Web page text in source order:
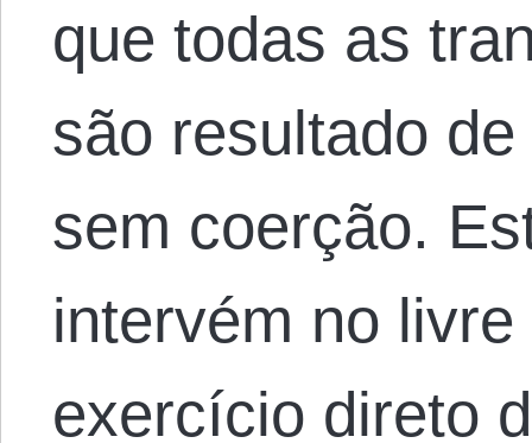
que todas as
são resultado
sem coerção.
intervém no
exercício direto